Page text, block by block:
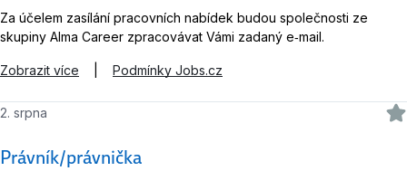
Za účelem zasílání pracovních nabídek budou společnosti ze
skupiny Alma Career zpracovávat Vámi zadaný e‑mail.
Zobrazit více Podmínky Jobs.cz
Právník/právnička
2. srpna